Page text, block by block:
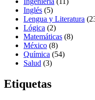
Inglés (5)
Lengua y Literatura
Lógica (2)
Matemáticas (8)
México (8)
Química (54)
Salud (3)
Etiquetas